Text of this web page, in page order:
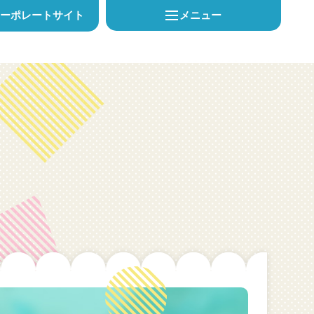
ポレートサイト メニュー